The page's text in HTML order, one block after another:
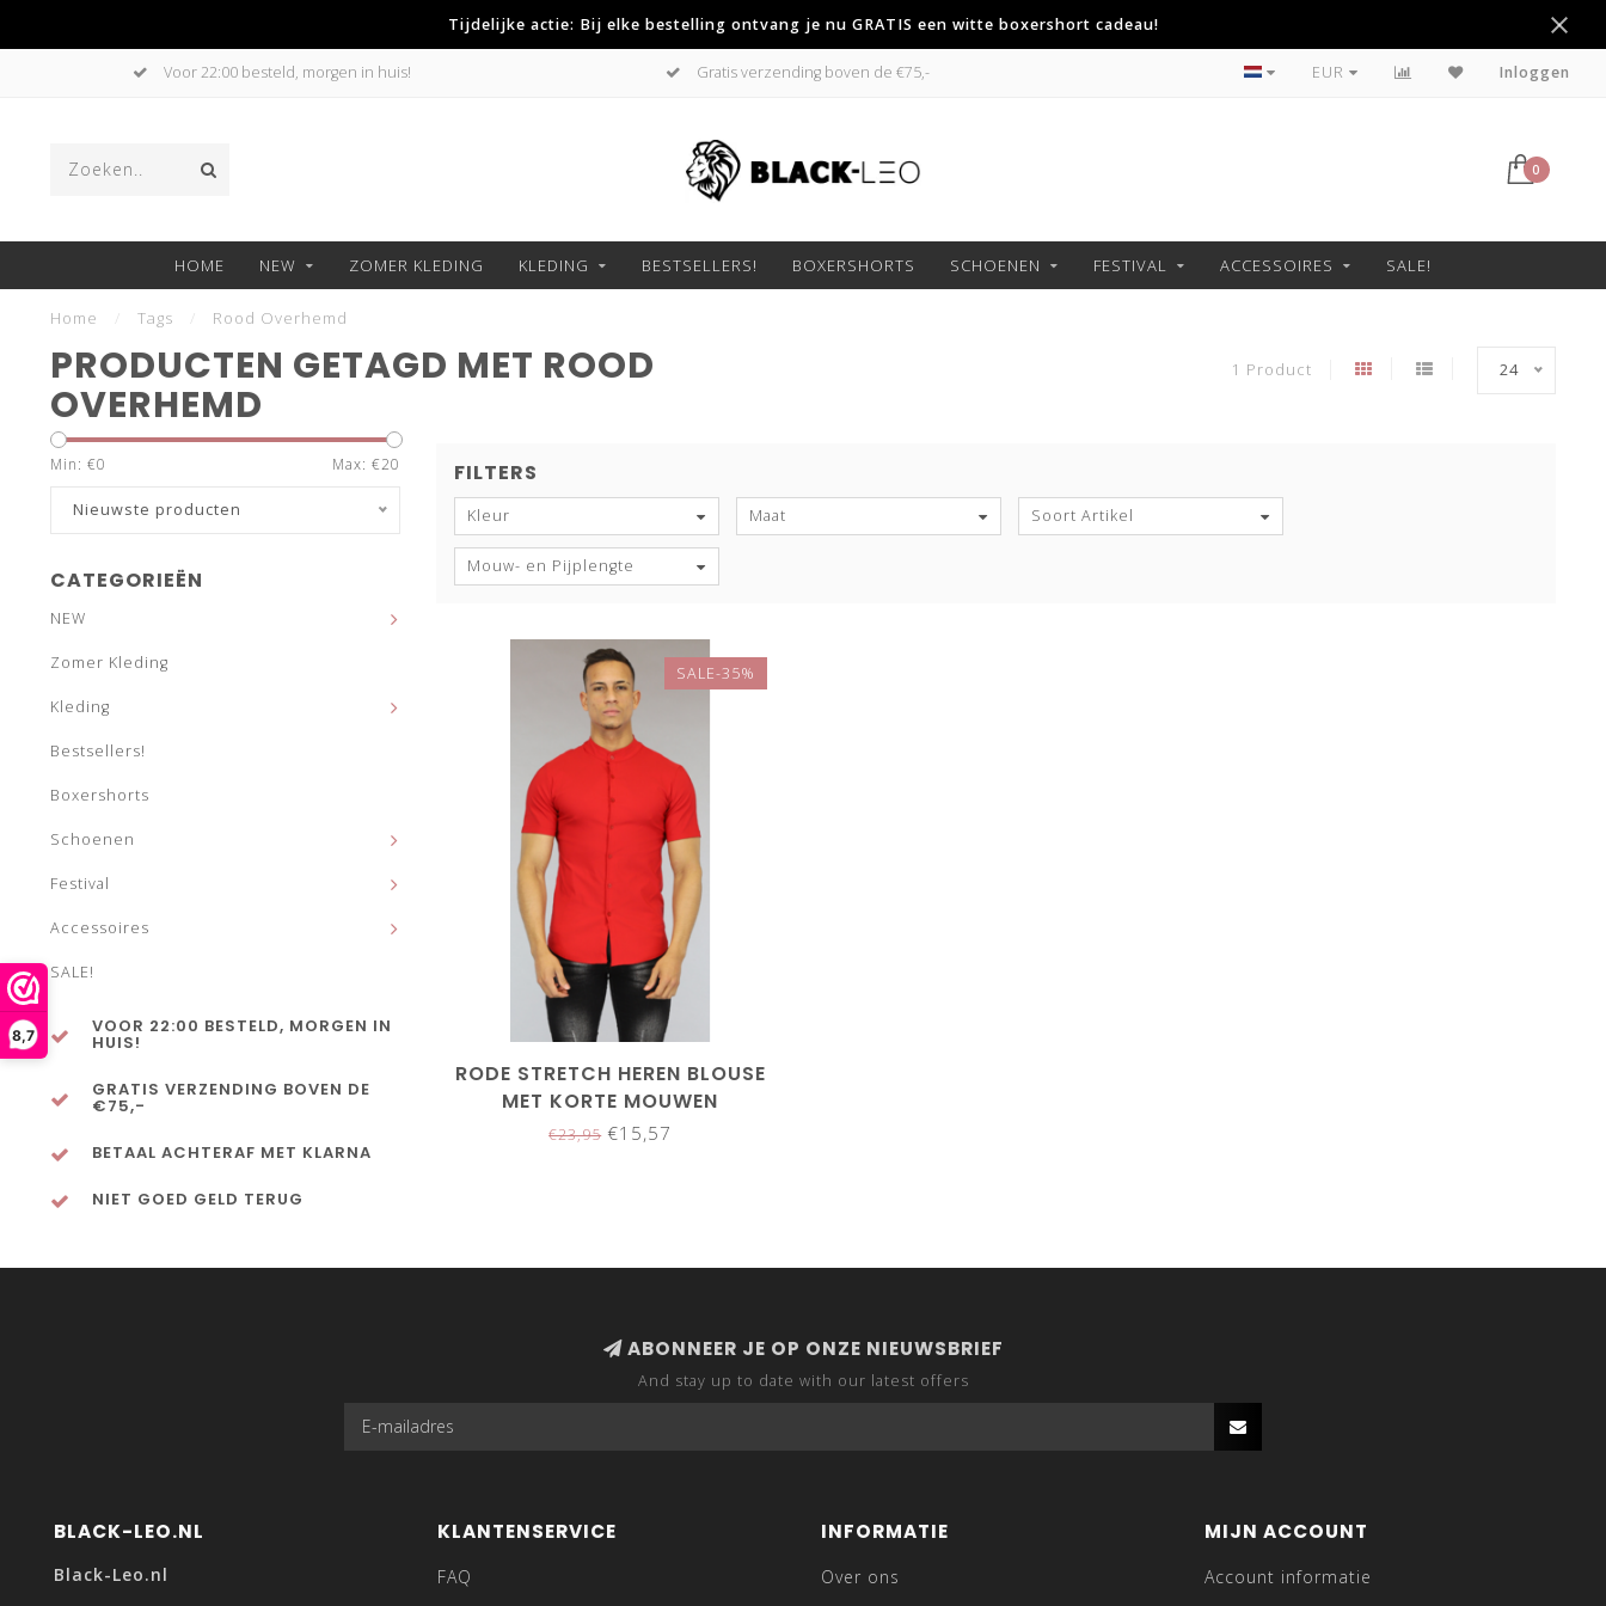
8,7
Tijdelijke actie: Bij elke bestelling ontvang je nu GRATIS een witte boxershort cadeau!
Voor 22:00 besteld, morgen in huis! Gratis verzending boven de €75,- Betaal achteraf met Klarna
EUR Inloggen
0
HOME NEW ZOMER KLEDING KLEDING BESTSELLERS! BOXERSHORTS SCHOENEN FESTIVAL ACCESSOIRES SALE!
Home Tags Rood Overhemd
PRODUCTEN GETAGD MET ROOD
OVERHEMD
1 Product 24
Min: €0 Max: €20
Nieuwste producten
CATEGORIEËN
NEW
Zomer Kleding
Kleding
Bestsellers!
Boxershorts
Schoenen
Festival
Accessoires
SALE!
VOOR 22:00 BESTELD, MORGEN IN
HUIS!
GRATIS VERZENDING BOVEN DE
€75,-
BETAAL ACHTERAF MET KLARNA
NIET GOED GELD TERUG
FILTERS
Kleur Maat Soort Artikel
Mouw- en Pijplengte
SALE-35%
RODE STRETCH HEREN BLOUSE
MET KORTE MOUWEN
€23,95€15,57
ABONNEER JE OP ONZE NIEUWSBRIEF
And stay up to date with our latest offers
BLACK-LEO.NL
Black-Leo.nl
KLANTENSERVICE
FAQ
INFORMATIE
Over ons
MIJN ACCOUNT
Account informatie